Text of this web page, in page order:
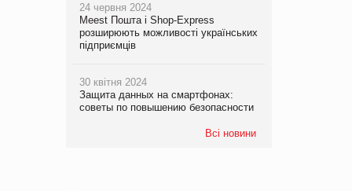
24 червня 2024
Meest Пошта і Shop-Express
розширюють можливості українських
підприємців
30 квітня 2024
Защита данных на смартфонах:
советы по повышению безопасности
Всі новини